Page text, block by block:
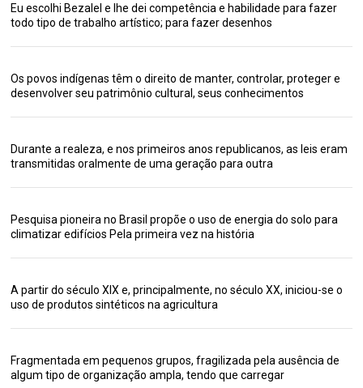
Eu escolhi Bezalel e lhe dei competência e habilidade para fazer
todo tipo de trabalho artístico; para fazer desenhos
Os povos indígenas têm o direito de manter, controlar, proteger e
desenvolver seu patrimônio cultural, seus conhecimentos
Durante a realeza, e nos primeiros anos republicanos, as leis eram
transmitidas oralmente de uma geração para outra
Pesquisa pioneira no Brasil propõe o uso de energia do solo para
climatizar edifícios Pela primeira vez na história
A partir do século XIX e, principalmente, no século XX, iniciou-se o
uso de produtos sintéticos na agricultura
Fragmentada em pequenos grupos, fragilizada pela ausência de
algum tipo de organização ampla, tendo que carregar